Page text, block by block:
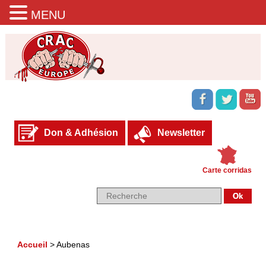
Don & Adhésion Newsletter
Carte corridas
Accueil >Aubenas
MENU